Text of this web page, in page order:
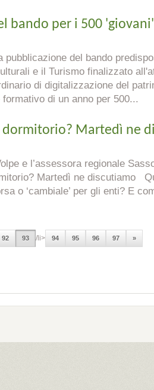
bando per i 500 'giovani'
pubblicazione del bando
e il Turismo finalizzato
di digitalizzazione del
di un anno per 500...
dormitorio? Martedì ne
e l’assessora regionale
Martedì ne discutiamo
o ‘cambiale’ per gli enti? E
92 93 /li> 94 95 96 97 »